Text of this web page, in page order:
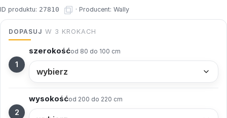
ID produktu: 27810 · Producent: Wally
DOPASUJ W 3 KROKACH
szerokośćod 80 do 100 cm
wysokośćod 200 do 220 cm